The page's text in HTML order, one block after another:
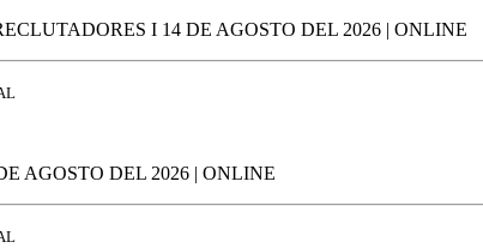
I 14 DE AGOSTO DEL 2026 | ONLINE
AGOSTO DEL 2026 | ONLINE